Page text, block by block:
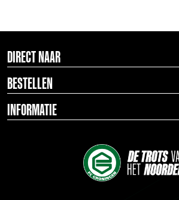
DIRECT NAAR
BESTELLEN
INFORMATIE